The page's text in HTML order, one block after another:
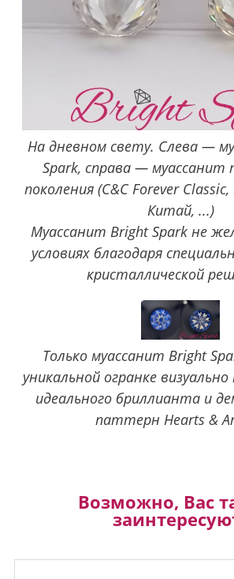
На дневном свету. Слева —
Spark, справа — муассанит
поколения (C&C Forever
Китай, ...)
Муассанит Bright Spark не
условиях благодаря
кристаллической
Только муассанит Bright
уникальной огранке
идеального бриллианта и
паттерн Hearts &
Возможно, Вас